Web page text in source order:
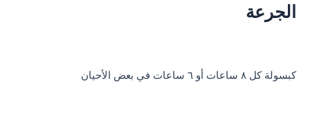
الجرعة
كبسولة كل ٨ ساعات أو ٦ ساعات في بعض الأحيان